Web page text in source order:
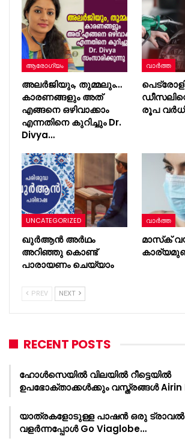
ആരോഗ്യം
അലർജിയും, തുമ്മലും…
കാരണങ്ങളും അത്
എങ്ങനെ ഒഴിവാക്കാം
എന്നതിനെ കുറിച്ചും Dr.
Divya…
വാർത്ത
രൂപ
UNCATEGORIZED
ഖുർആൻ അർഥം
അറിഞ്ഞു കൊണ്ട്
പാരായണം ചെയ്യാം
വാർത്ത
മാസ്‌ക്
PREV NEXT
RECENT POSTS
ഹോൾസെയിൽ വിലയിൽ റീട്ടെയിൽ
ഉപഭോക്താക്കൾക്കും വസ്ത്രങ്ങൾ Airin
യാത്രകളോടുള്ള പാഷൻ ഒരു ട്രാവൽ
വളർന്നപ്പോൾ Go Viaglobe…